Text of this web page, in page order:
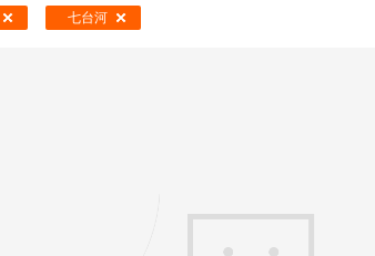
七台河